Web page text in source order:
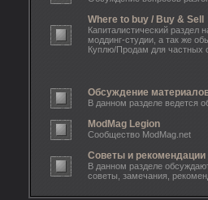
Where to buy / Buy & Sell
Капиталистический
моддинг-студии, а так же
Куплю/Продам для частных
Обсуждение
В данном разделе ведется
ModMag Legion
Сообщество ModMag.net
Советы и рекомендации
В данном разделе
советы, замечания,